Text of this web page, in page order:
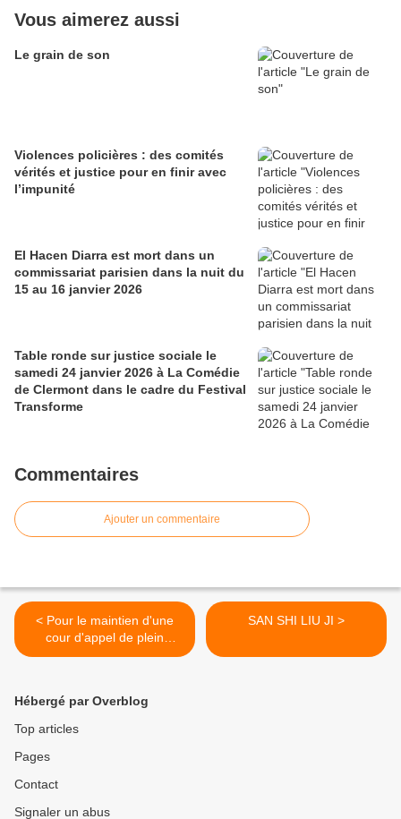
Vous aimerez aussi
Le grain de son
Violences policières : des comités
vérités et justice pour en finir avec
l’impunité
El Hacen Diarra est mort dans un
commissariat parisien dans la nuit du
15 au 16 janvier 2026
Table ronde sur justice sociale le
samedi 24 janvier 2026 à La Comédie
de Clermont dans le cadre du Festival
Transforme
Commentaires
Ajouter un commentaire
< Pour le maintien d'une
cour d'appel de plein
exercice à Riom
SAN SHI LIU JI >
Hébergé par Overblog
Top articles
Pages
Contact
Signaler un abus